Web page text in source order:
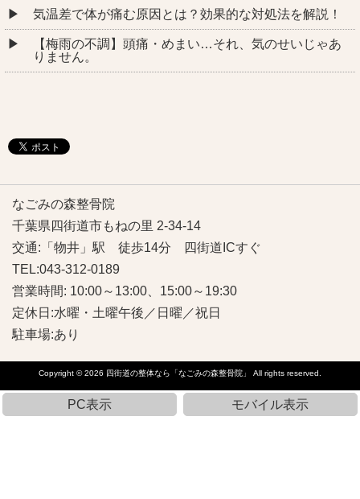
気温差で体が痛む原因とは？効果的な対処法を解説！
【梅雨の不調】頭痛・めまい…それ、気のせいじゃあ
りません。
なごみの森整骨院
千葉県四街道市もねの里 2-34-14
交通:「物井」駅 徒歩14分 四街道ICすぐ
TEL:043-312-0189
営業時間: 10:00～13:00、15:00～19:30
定休日:水曜・土曜午後／日曜／祝日
駐車場:あり
Copyright © 2026 四街道の整体なら「なごみの森整骨院」 All rights reserved.
PC表示 モバイル表示